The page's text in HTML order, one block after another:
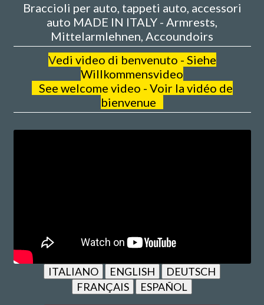
Braccioli per auto, tappeti auto, accessori
auto MADE IN ITALY - Armrests,
Mittelarmlehnen, Accoundoirs
Vedi video di benvenuto - Siehe
Willkommensvideo
See welcome video - Voir la vidéo de
bienvenue
ITALIANO ENGLISH
DEUTSCH
FRANÇAIS
ESPAÑOL